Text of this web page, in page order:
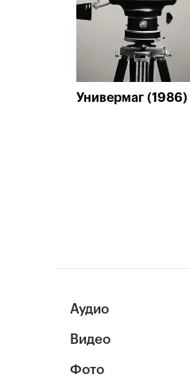
Универмаг (1986)
Аудио
Видео
Фото